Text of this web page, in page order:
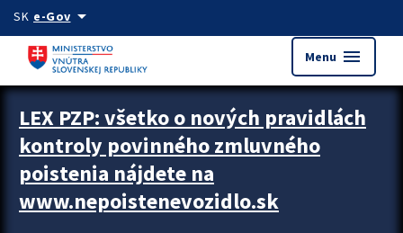
Preskocit na hlavný obsah
SK e-Govarrow_drop_down
Menu menu
Zastavit automatický posun upútavok
LEX PZP: všetko o nových pravidlách
kontroly povinného zmluvného
poistenia nájdete na
www.nepoistenevozidlo.sk